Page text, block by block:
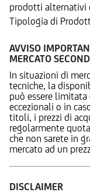
prodotti alternativi
Tipologia di
AVVISO
MERCATO
In situazioni di
tecniche, la
può essere
eccezionali o in
titoli, i prezzi di
regolarmente
che non sarete in
mercato ad un
DISCLAIMER